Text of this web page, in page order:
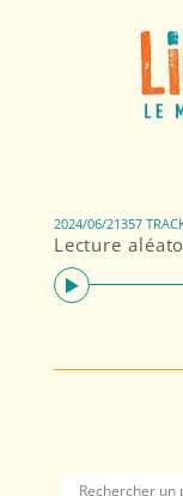
Lecture
2024/06/21357